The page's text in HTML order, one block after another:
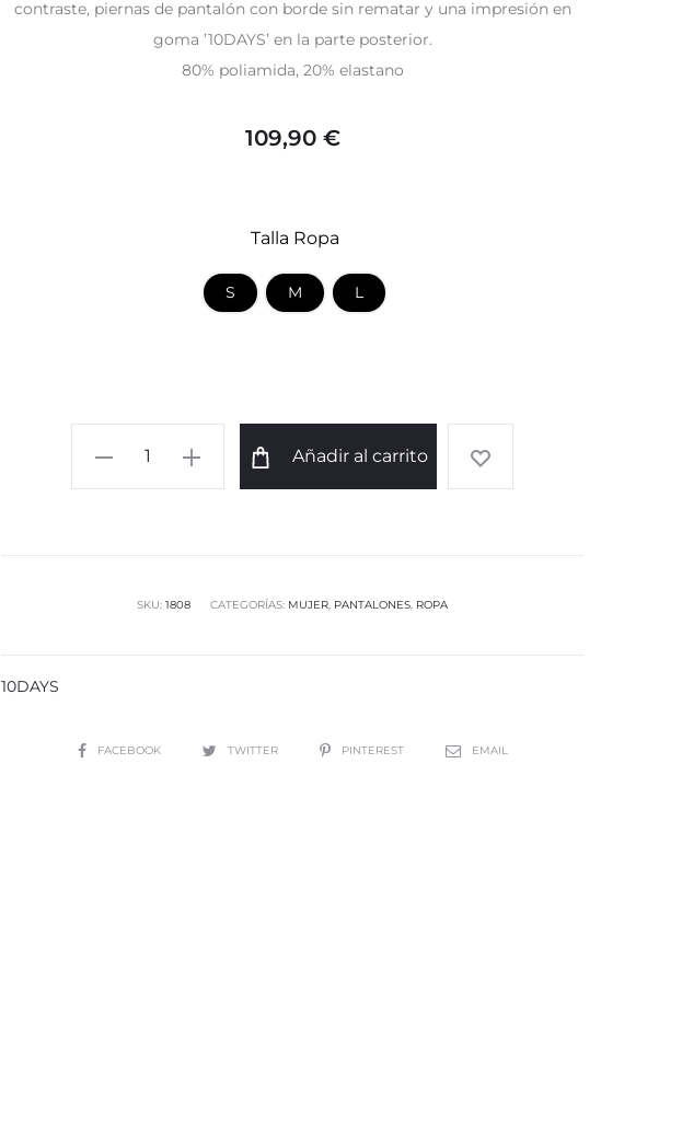
contraste, piernas de pantalón con borde sin rematar y una impresión en
goma ’10DAYS’ en la parte posterior.
80% poliamida, 20% elastano
109,90 €
Talla Ropa
S M L
Añadir al carrito
SKU: 1808 CATEGORÍAS: MUJER, PANTALONES, ROPA
10DAYS
SHAREFACEBOOK TWITTER PINTEREST EMAIL